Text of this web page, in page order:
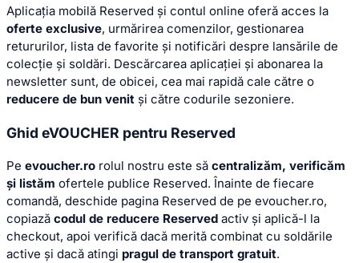
Aplicația mobilă Reserved și contul online oferă acces la
oferte exclusive, urmărirea comenzilor, gestionarea
retururilor, lista de favorite și notificări despre lansările de
colecție și soldări. Descărcarea aplicației și abonarea la
newsletter sunt, de obicei, cea mai rapidă cale către o
reducere de bun venit și către codurile sezoniere.
Ghid eVOUCHER pentru Reserved
Pe evoucher.ro rolul nostru este să centralizăm, verificăm
și listăm ofertele publice Reserved. Înainte de fiecare
comandă, deschide pagina Reserved de pe evoucher.ro,
copiază codul de reducere Reserved activ și aplică-l la
checkout, apoi verifică dacă merită combinat cu soldările
active și dacă atingi pragul de transport gratuit.